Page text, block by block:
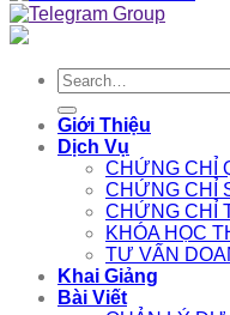
Search
for:
Giới Thiệu
Dịch Vụ
CHỨNG CHỈ
CHỨNG CHỈ
CHỨNG CHỈ
KHÓA HỌC
TƯ VẤN
Khai Giảng
Bài Viết